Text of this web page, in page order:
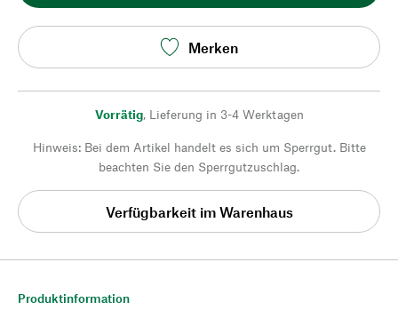
Merken
Vorrätig, Lieferung in 3-4 Werktagen
Hinweis: Bei dem Artikel handelt es sich um Sperrgut. Bitte
beachten Sie den Sperrgutzuschlag.
Verfügbarkeit im Warenhaus
Produktinformation